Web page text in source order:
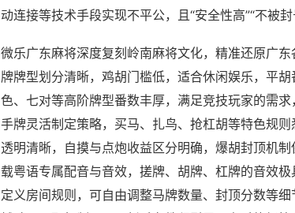
动连接等技术手段实现不平公，且“安全性高”“不被封
微乐广东麻将深度复刻岭南麻将文化，精准还原广
牌牌型划分清晰，鸡胡门槛低，适合休闲娱乐，平
色、七对等高阶牌型番数丰厚，满足竞技玩家的需
手牌灵活制定策略，买马、扎鸟、抢杠胡等特色规
透明清晰，自摸与点炮收益区分明确，爆胡封顶机
载粤语专属配音与音效，搓牌、胡牌、杠牌的音效
定义房间规则，可自由调整马牌数量、封顶分数等